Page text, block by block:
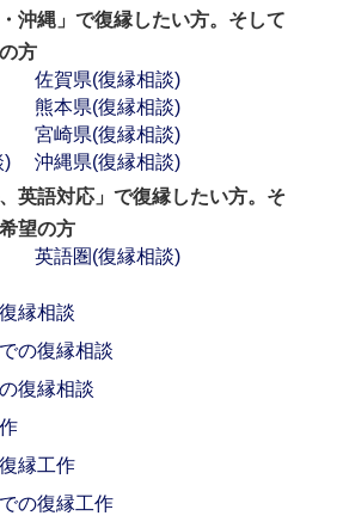
沖縄」で復縁したい方。そして
方
佐賀県(復縁相談)
熊本県(復縁相談)
宮崎県(復縁相談)
)
沖縄県(復縁相談)
英語対応」で復縁したい方。そ
望の方
英語圏(復縁相談)
縁相談
の復縁相談
復縁相談
縁工作
の復縁工作